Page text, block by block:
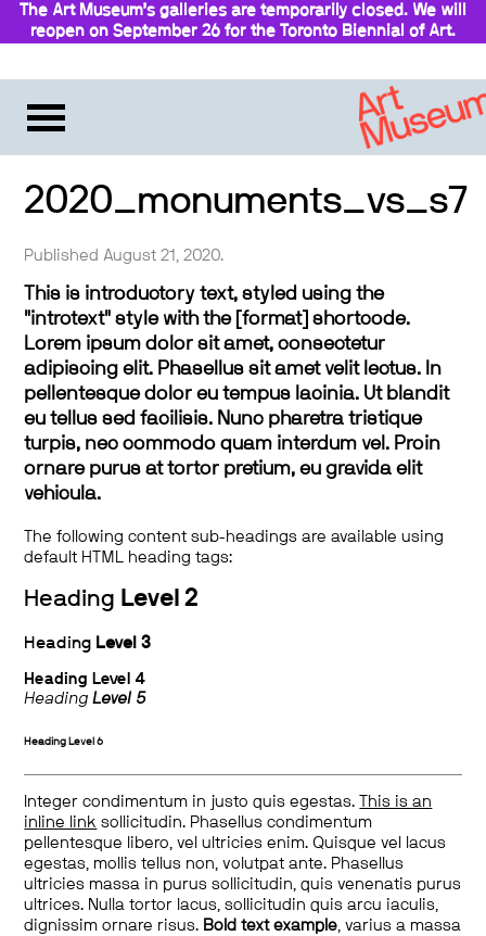
The Art Museum’s galleries are temporarily closed. We will
reopen on September 26 for the Toronto Biennial of Art.
2020_monuments_vs_s7
Published August 21, 2020.
This is introductory text, styled using the
"introtext" style with the [format] shortcode.
Lorem ipsum dolor sit amet, consectetur
adipiscing elit. Phasellus sit amet velit lectus. In
pellentesque dolor eu tempus lacinia. Ut blandit
eu tellus sed facilisis. Nunc pharetra tristique
turpis, nec commodo quam interdum vel. Proin
ornare purus at tortor pretium, eu gravida elit
vehicula.
The following content sub-headings are available using
default HTML heading tags:
Heading Level 2
Heading Level 3
Heading Level 4
HeadingLevel 5
Heading Level 6
Integer condimentum in justo quis egestas.
This is an
inline link sollicitudin. Phasellus condimentum
pellentesque libero, vel ultricies enim. Quisque vel lacus
egestas, mollis tellus non, volutpat ante. Phasellus
ultricies massa in purus sollicitudin, quis venenatis purus
ultrices. Nulla tortor lacus, sollicitudin quis arcu iaculis,
dignissim ornare risus. Bold text example, varius a massa